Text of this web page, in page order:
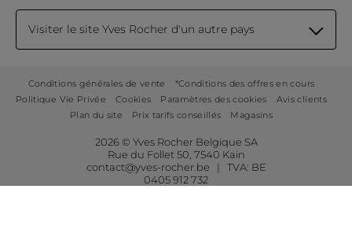
Visiter le site Yves Rocher d'un autre pays
Conditions générales de vente
*Conditions des offres en cours
Politique Vie Privée
Cookies Paramètres des cookies
Avis clients
Plan du site
Prix tarifs conseillés Magasins
2026 © Yves Rocher Belgique SA
Rue du Follet 50, 7540 Kain
contact@yves-rocher.be | TVA: BE
0405 912 732